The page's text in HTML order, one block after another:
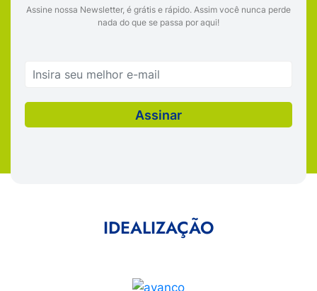
Assine nossa Newsletter, é grátis e rápido. Assim você nunca perde
nada do que se passa por aqui!
IDEALIZAÇÃO